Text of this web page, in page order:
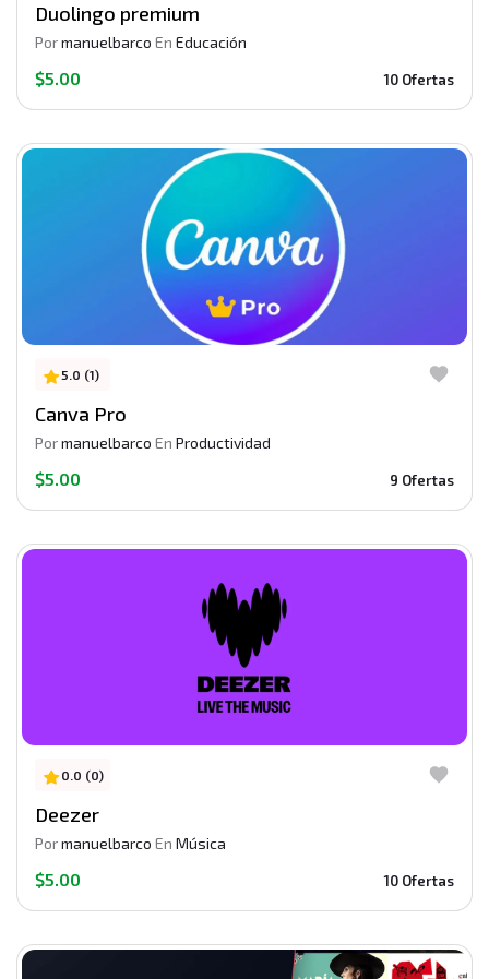
Duolingo premium
Pormanuelbarco En Educación
$5.00 10 Ofertas
5.0 (1)
Canva Pro
Pormanuelbarco En Productividad
$5.00 9 Ofertas
0.0 (0)
Deezer
Pormanuelbarco En Música
$5.00 10 Ofertas